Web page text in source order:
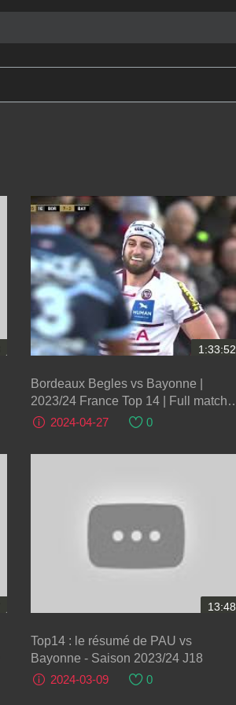
1:33:52
Bordeaux Begles vs Bayonne |
2023/24 France Top 14 | Full match
Rugby2024-04-27 0
13:48
Top14 : le résumé de PAU vs
Bayonne - Saison 2023/24 J18
2024-03-09
0